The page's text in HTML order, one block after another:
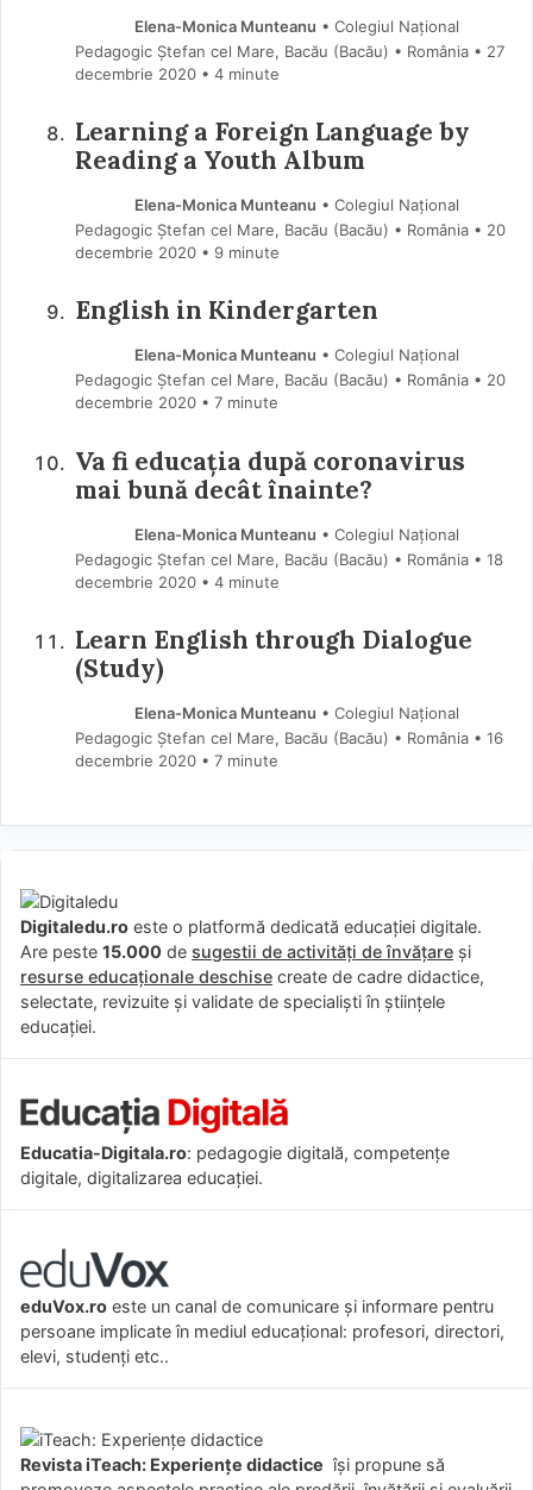
Elena-Monica Munteanu • Colegiul Național
Pedagogic Ștefan cel Mare, Bacău (Bacău) • România
27
decembrie 2020 • 4 minute
Learning a Foreign Language by
Reading a Youth Album
Elena-Monica Munteanu • Colegiul Național
Pedagogic Ștefan cel Mare, Bacău (Bacău) • România
20
decembrie 2020 • 9 minute
English in Kindergarten
Elena-Monica Munteanu • Colegiul Național
Pedagogic Ștefan cel Mare, Bacău (Bacău) • România
20
decembrie 2020 • 7 minute
Va fi educația după coronavirus
mai bună decât înainte?
Elena-Monica Munteanu • Colegiul Național
Pedagogic Ștefan cel Mare, Bacău (Bacău) • România
18
decembrie 2020 • 4 minute
Learn English through Dialogue
(Study)
Elena-Monica Munteanu • Colegiul Național
Pedagogic Ștefan cel Mare, Bacău (Bacău) • România
16
decembrie 2020 • 7 minute
Digitaledu.ro este o platformă dedicată educației digitale.
Are peste 15.000 de sugestii de activități de învățare și
resurse educaționale deschise create de cadre didactice,
selectate, revizuite și validate de specialiști în științele
educației.
Educatia-Digitala.ro: pedagogie digitală, competențe
digitale, digitalizarea educației.
eduVox.ro este un canal de comunicare și informare pentru
persoane implicate în mediul educațional: profesori, directori,
elevi, studenți etc..
Revista iTeach: Experienţe didactice îşi propune să